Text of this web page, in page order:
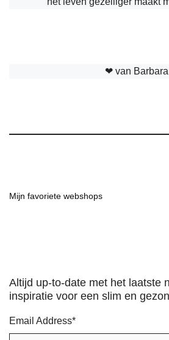
❤︎ van Barbara
Mijn favoriete webshops
Altijd up-to-date met het laatste
inspiratie voor een slim en
Email Address*